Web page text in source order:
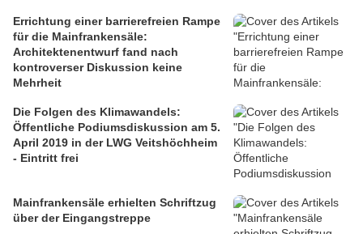
Errichtung einer barrierefreien Rampe
für die Mainfrankensäle:
Architektenentwurf fand nach
kontroverser Diskussion keine
Mehrheit
Die Folgen des Klimawandels:
Öffentliche Podiumsdiskussion am 5.
April 2019 in der LWG Veitshöchheim
- Eintritt frei
Mainfrankensäle erhielten Schriftzug
über der Eingangstreppe